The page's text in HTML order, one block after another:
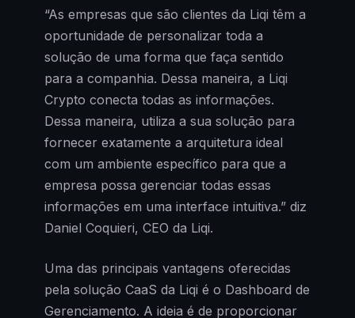
“As empresas que são clientes da Liqi têm a
oportunidade de personalizar toda a
solução de uma forma que faça sentido
para a companhia. Dessa maneira, a Liqi
Crypto conecta todas as informações.
Dessa maneira, utiliza a sua solução para
fornecer exatamente a arquitetura ideal
com um ambiente específico para que a
empresa possa gerenciar todas essas
informações em uma interface intuitiva.” diz
Daniel Coquieri, CEO da Liqi.
Uma das principais vantagens oferecidas
pela solução CaaS da Liqi é o Dashboard de
Gerenciamento. A ideia é de proporcionar